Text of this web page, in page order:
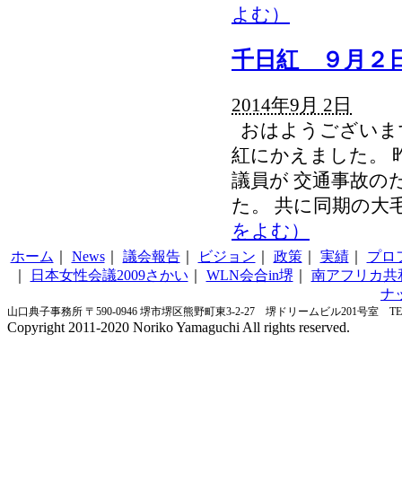
よむ）
千日紅 ９月２
2014年9月 2日
おはようござい
紅にかえました。
議員が 交通事故の
た。 共に同期の大
をよむ）
ホーム News｜ 議会報告｜ ビジョン 政策｜ 実績｜ プロ
日本女性会議2009さかい WLN会合in堺
南アフリカ共
ナ
山口典子事務所 〒590-0946 堺市堺区熊野町東3-2-27 堺ドリームビル201号室
Copyright 2011-2020 Noriko Yamaguchi All rights reserved.